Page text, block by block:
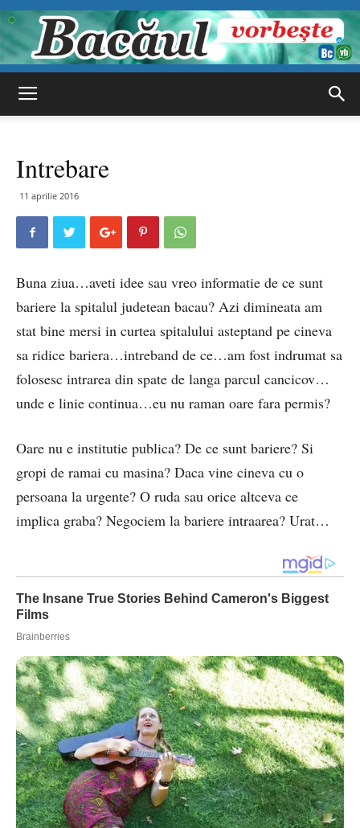
Intrebare
11 aprilie 2016
Buna ziua…aveti idee sau vreo informatie de ce sunt
bariere la spitalul judetean bacau? Azi dimineata am
stat bine mersi in curtea spitalului asteptand pe cineva
sa ridice bariera…intreband de ce…am fost indrumat sa
folosesc intrarea din spate de langa parcul cancicov…
unde e linie continua…eu nu raman oare fara permis?
Oare nu e institutie publica? De ce sunt bariere? Si
gropi de ramai cu masina? Daca vine cineva cu o
persoana la urgente? O ruda sau orice altceva ce
implica graba? Negociem la bariere intraarea? Urat…